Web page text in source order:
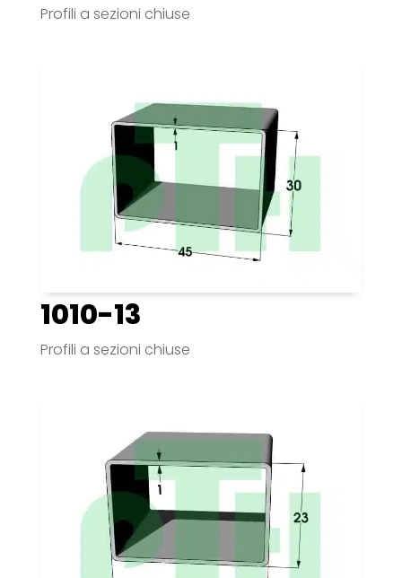
Profili a sezioni chiuse
1010-13
Profili a sezioni chiuse